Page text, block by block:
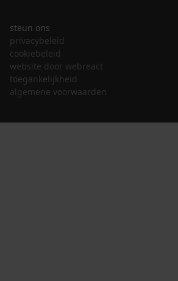
steun ons
privacybeleid
cookiebeleid
website door webreact
toegankelijkheid
algemene voorwaarden